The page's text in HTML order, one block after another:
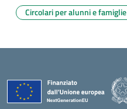
Circolari per alunni e famiglie